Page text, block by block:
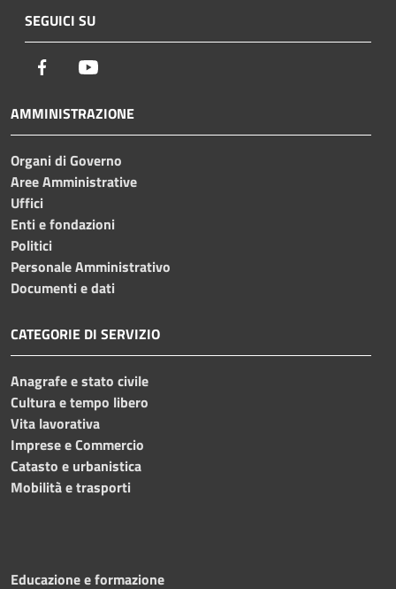
SEGUICI SU
Facebook
AMMINISTRAZIONE
Organi di Governo
Aree Amministrative
Uffici
Enti e fondazioni
Politici
Personale Amministrativo
Documenti e dati
CATEGORIE DI SERVIZIO
Anagrafe e stato civile
Cultura e tempo libero
Vita lavorativa
Imprese e Commercio
Catasto e urbanistica
Mobilità e trasporti
Educazione e formazione